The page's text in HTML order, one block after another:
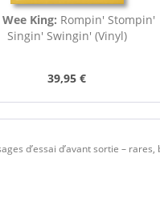
Wee King: Rompin' Stompin'
Singin' Swingin' (Vinyl)
39,95 €
d’essai d’avant sortie –